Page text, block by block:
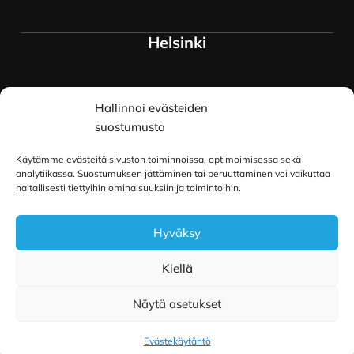
Hallinnoi evästeiden
suostumusta
Käytämme evästeitä sivuston toiminnoissa, optimoimisessa sekä
analytiikassa. Suostumuksen jättäminen tai peruuttaminen voi vaikuttaa
haitallisesti tiettyihin ominaisuuksiin ja toimintoihin.
Hyväksy
Kiellä
Näytä asetukset
Evästekäytäntö
Helsinki
Myymälä ja keskusvarasto
Siltavuorenranta 18
00170 Helsinki
Oulu
Kauppurienkatu 34
90100 Oulu
Copyright © 2026 Pilailu-Puoti | Toteutus ja ylläpito